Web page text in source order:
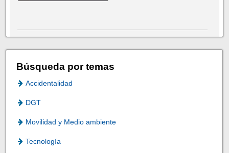
Búsqueda por temas
Accidentalidad
DGT
Movilidad y Medio ambiente
Tecnología